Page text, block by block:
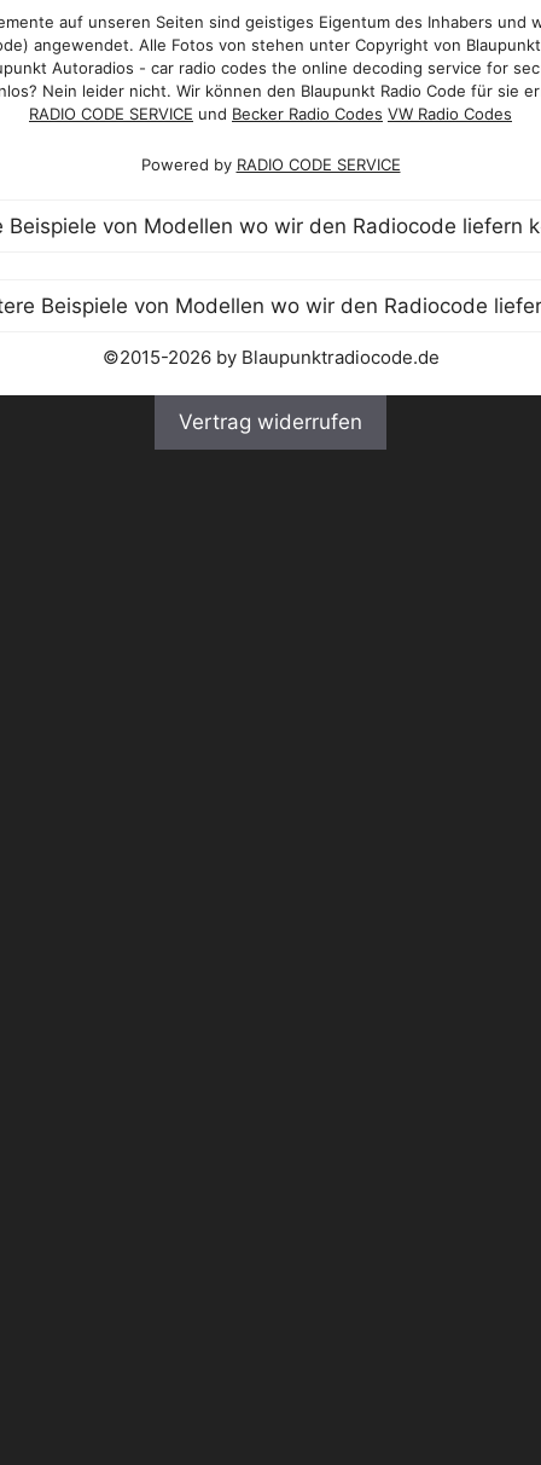
auf unseren Seiten sind geistiges Eigentum des Inhabers und
angewendet. Alle Fotos von stehen unter Copyright von
Autoradios - car radio codes the online decoding service for
Nein leider nicht. Wir können den Blaupunkt Radio Code für sie
RADIO CODE SERVICE und Becker Radio Codes VW Radio Codes
Powered by RADIO CODE SERVICE
©2015-2026 by Blaupunktradiocode.de
Vertrag widerrufen